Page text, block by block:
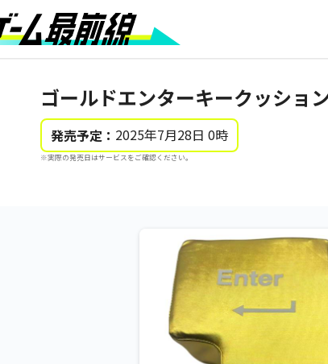
ゴールドエンターキークッショ
発売予定： 2025年7月28日 0時
※実際の発売日はサービスをご確認ください。